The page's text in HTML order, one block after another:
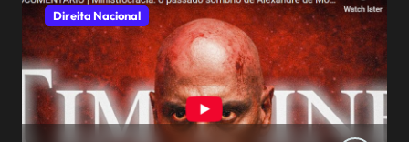
Direita Nacional